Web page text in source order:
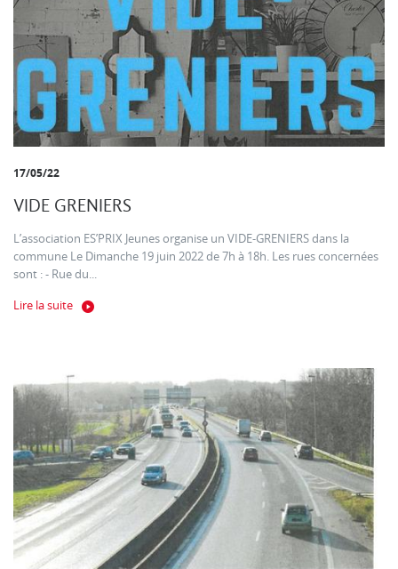
17/05/22
VIDE GRENIERS
L’association ES’PRIX Jeunes organise un VIDE-GRENIERS dans la
commune Le Dimanche 19 juin 2022 de 7h à 18h. Les rues concernées
sont : - Rue du...
Lire la suite